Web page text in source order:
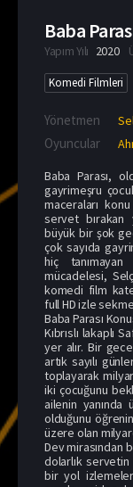
Baba
Yapım Yılı 2020
Komedi Filmleri
Yönetmen
Oyuncular
Baba Parası,
gayrimeşru
maceraları
servet bırakan
büyük bir şok
çok sayıda
hiç
mücadelesi,
komedi film
full HD izle
Baba Parası
Kıbrıslı lakaplı
yer alır. Bir
artık sayılı
toplayarak
iki çocuğunu
ailenin
olduğunu
üzere olan
Dev mirasından
dolarlık
bir yol